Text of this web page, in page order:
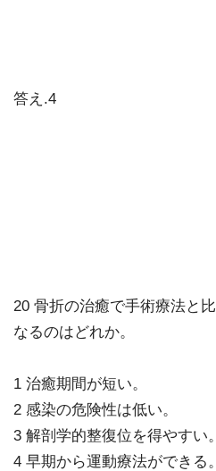
答え.4
20 骨折の治癒で手術療法と
なるのはどれか。
1 治癒期間が短い。
2 感染の危険性は低い。
3 解剖学的整復位を得やすい。
4 早期から運動療法ができる。